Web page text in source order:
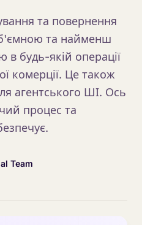
та повернення
та найменш
будь-якій операції
комерції. Це також
агентського ШІ. Ось
процес та
Team